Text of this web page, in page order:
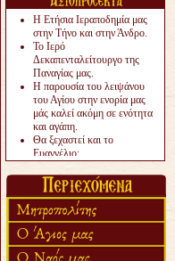
Η Ετήσια Ιεραποδημία μας
στην Τήνο και στην Άνδρο.
Το Ιερό
Δεκαπενταλείτουργο της
Παναγίας μας.
Η παρουσία του λειψάνου
του Αγίου στην ενορία μας
μάς καλεί ακόμη σε ενότητα
και αγάπη.
Θα ξεχαστεί και το
Ευαγγέλιο;
«πολύ αργά».
Ζητείται....